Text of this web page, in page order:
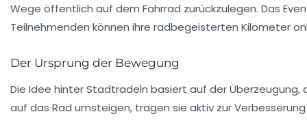
Wege öffentlich auf dem Fahrrad zurückzulegen. Das
Teilnehmenden können ihre radbegeisterten Kilometer
Der Ursprung der Bewegung
Die Idee hinter Stadtradeln basiert auf der Überzeugung,
auf das Rad umsteigen, tragen sie aktiv zur